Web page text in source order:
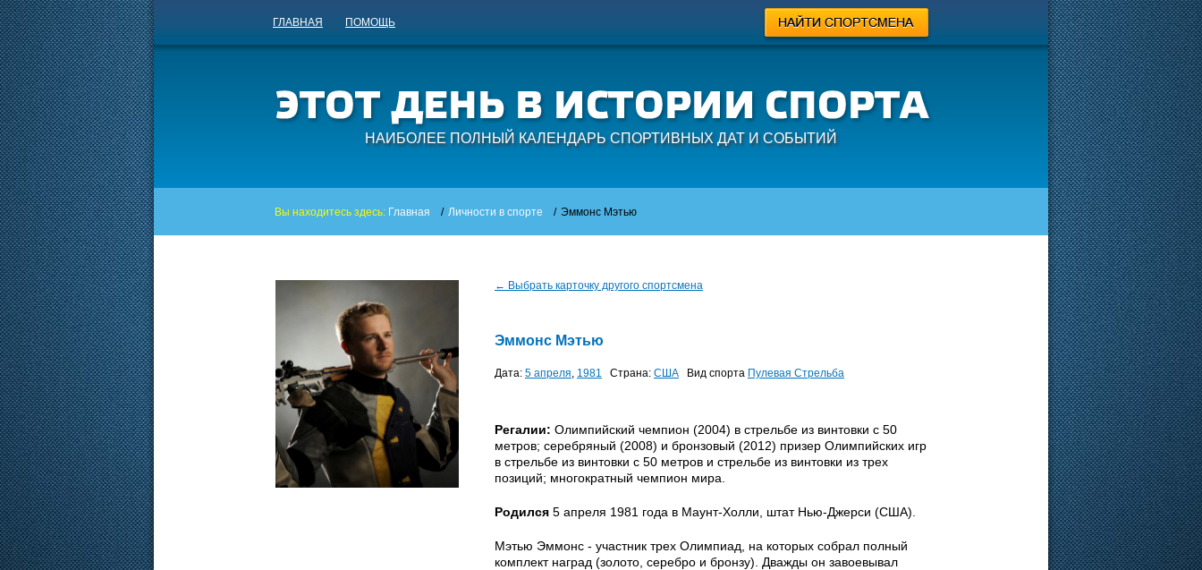
ГЛАВНАЯ ПОМОЩЬ
НАИБОЛЕЕ ПОЛНЫЙ КАЛЕНДАРЬ СПОРТИВНЫХ ДАТ И СОБЫТИЙ
Вы находитесь здесь: Главная / Личности в спорте / Эммонс Мэтью
← Выбрать карточку другого спортсмена
Эммонс Мэтью
Дата: 5 апреля, 1981 Страна: США Вид спорта Пулевая Стрельба
Регалии: Олимпийский чемпион (2004) в стрельбе из винтовки с 50
метров; серебряный (2008) и бронзовый (2012) призер Олимпийских игр
в стрельбе из винтовки с 50 метров и стрельбе из винтовки из трех
позиций; многократный чемпион мира.
Родился 5 апреля 1981 года в Маунт-Холли, штат Нью-Джерси (США).
Мэтью Эммонс - участник трех Олимпиад, на которых собрал полный
комплект наград (золото, серебро и бронзу). Дважды он завоевывал